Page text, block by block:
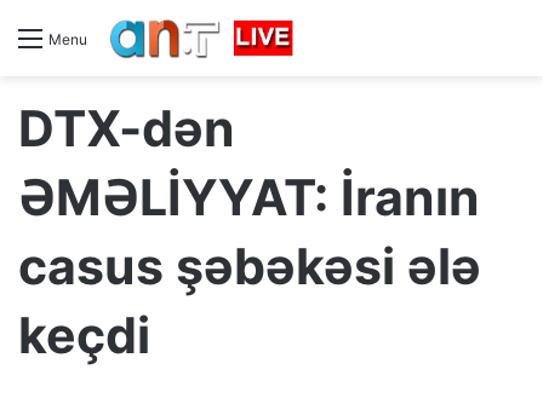
Menu
DTX-dən
ƏMƏLİYYAT: İranın
casus şəbəkəsi ələ
keçdi